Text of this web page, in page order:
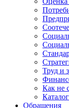
Труд и
Как не
Обращения